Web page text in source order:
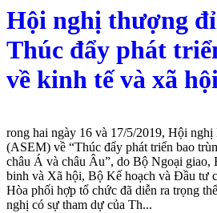
Hội nghị thượng
Thúc đẩy phát
về kinh tế và xã hội
rong hai ngày 16 và 17/5/2019, Hội
(ASEM) về “Thúc đẩy phát triển bao
châu Á và châu Âu”, do Bộ Ngoại giao,
binh và Xã hội, Bộ Kế hoạch và Đầu tư
Hòa phối hợp tổ chức đã diễn ra trọng
nghị có sự tham dự của Th...